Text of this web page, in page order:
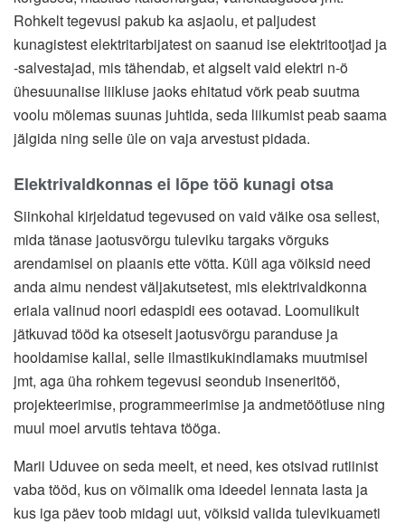
Rohkelt tegevusi pakub ka asjaolu, et paljudest
kunagistest elektritarbijatest on saanud ise elektritootjad ja
-salvestajad, mis tähendab, et algselt vaid elektri n-ö
ühesuunalise liikluse jaoks ehitatud võrk peab suutma
voolu mõlemas suunas juhtida, seda liikumist peab saama
jälgida ning selle üle on vaja arvestust pidada.
Elektrivaldkonnas ei lõpe töö kunagi otsa
Siinkohal kirjeldatud tegevused on vaid väike osa sellest,
mida tänase jaotusvõrgu tuleviku targaks võrguks
arendamisel on plaanis ette võtta. Küll aga võiksid need
anda aimu nendest väljakutsetest, mis elektrivaldkonna
eriala valinud noori edaspidi ees ootavad. Loomulikult
jätkuvad tööd ka otseselt jaotusvõrgu paranduse ja
hooldamise kallal, selle ilmastikukindlamaks muutmisel
jmt, aga üha rohkem tegevusi seondub inseneritöö,
projekteerimise, programmeerimise ja andmetöötluse ning
muul moel arvutis tehtava tööga.
Marii Uduvee on seda meelt, et need, kes otsivad rutiinist
vaba tööd, kus on võimalik oma ideedel lennata lasta ja
kus iga päev toob midagi uut, võiksid valida tulevikuameti